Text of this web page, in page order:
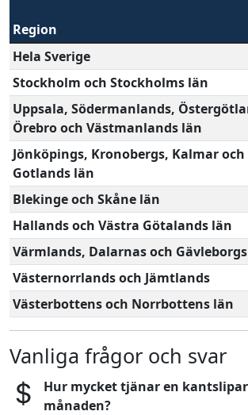
Region
Hela Sverige
Stockholm och Stockholms län
Uppsala, Södermanlands,
Örebro och Västmanlands län
Jönköpings, Kronobergs, Kalmar och
Gotlands län
Blekinge och Skåne län
Hallands och Västra Götalands län
Värmlands, Dalarnas och
Västernorrlands och Jämtlands
Västerbottens och Norrbottens län
Vanliga frågor och svar
Hur mycket tjänar en
månaden?